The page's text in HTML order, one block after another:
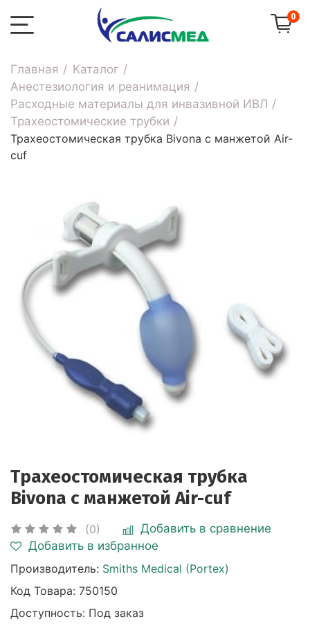
0
Главная
Каталог
Анестезиология и реанимация
Расходные материалы для инвазивной ИВЛ
Трахеостомические трубки
Трахеостомическая трубка Bivona с манжетой Air-
cuf
Трахеостомическая трубка
Bivona с манжетой Air-cuf
(0)
Добавить в сравнение
Добавить в избранное
Производитель: Smiths Medical (Portex)
Код Товара: 750150
Доступность: Под заказ